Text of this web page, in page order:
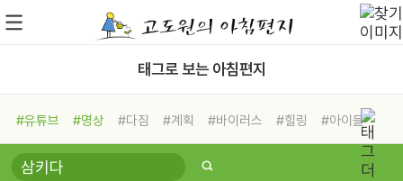
태그로 보는 아침편지
#유튜브 #명상 #다짐 #계획 #바이러스 #힐링
#아이들
#비전캠프
#독서캠프 #삶